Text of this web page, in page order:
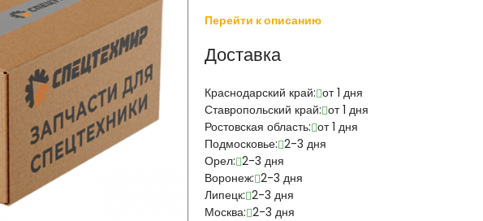
Перейти к описанию
Доставка
Краснодарский край: от 1 дня
Ставропольский край: от 1 дня
Ростовская область: от 1 дня
Подмосковье: 2-3 дня
Орел: 2-3 дня
Воронеж: 2-3 дня
Липецк: 2-3 дня
Москва: 2-3 дня